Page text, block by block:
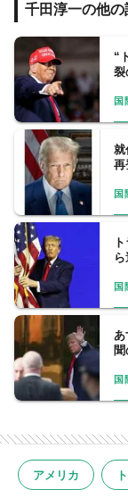
千田淳一の他の
“
国
就
再
国
国
あ
国
アメリカ